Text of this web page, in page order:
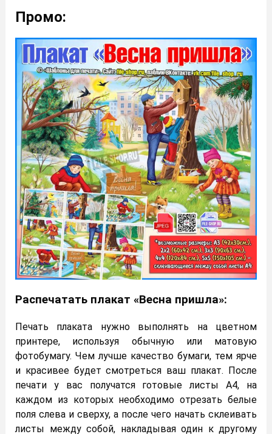
Промо:
Распечатать плакат «Весна пришла»:
Печать плаката нужно выполнять на цветном
принтере, используя обычную или матовую
фотобумагу. Чем лучше качество бумаги, тем ярче
и красивее будет смотреться ваш плакат. После
печати у вас получатся готовые листы А4, на
каждом из которых необходимо отрезать белые
поля слева и сверху, а после чего начать склеивать
листы между собой, накладывая один к другому